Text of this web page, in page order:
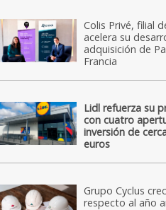
Colis Privé, filial
acelera su
adquisición de
Francia
Lidl refuerza su
con cuatro
inversión de
euros
Grupo Cyclus
respecto al año